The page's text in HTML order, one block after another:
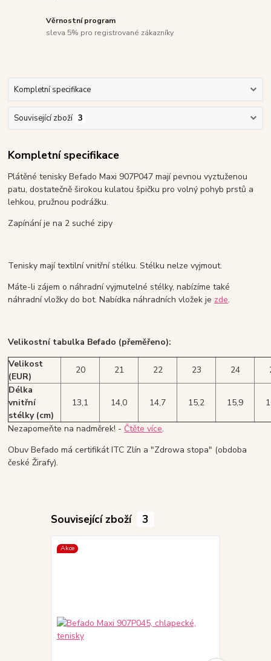
Věrnostní program
sleva 5% pro registrované zákazníky
Kompletní specifikace
Související zboží 3
Kompletní specifikace
Plátěné tenisky Befado Maxi 907P047 mají pevnou vyztuženou
patu, dostatečně širokou kulatou špičku pro volný pohyb prstů a
lehkou, pružnou podrážku.
Zapínání je na 2 suché zipy
Tenisky mají textilní vnitřní stélku. Stélku nelze vyjmout.
Máte-li zájem o náhradní vyjmutelné stélky, nabízíme také
náhradní vložky do bot. Nabídka náhradních vložek je zde.
Velikostní tabulka Befado (přeměřeno):
Velikost
(EUR)
20 21 22 23 24
Délka
vnitřní
stélky (cm)
13,1 14,0 14,7 15,2 15,9
Nezapomeňte na nadměrek! - Čtěte více.
Obuv Befado má certifikát ITC Zlín a "Zdrowa stopa" (obdoba
české Žirafy).
Související zboží 3
Akce